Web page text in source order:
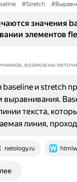
#Stretch
значения
элементов
возможны
netology.ru
baseline и stretch
выравнивания.
текста,
линия,